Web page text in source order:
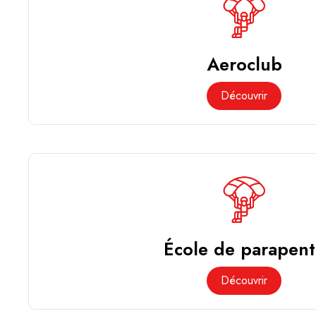
Aeroclub
Découvrir
École de
Découvrir